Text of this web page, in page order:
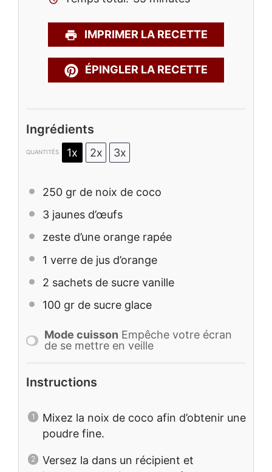
IMPRIMER LA RECETTE
ÉPINGLER LA RECETTE
Ingrédients
QUANTITÉS 1x 2x 3x
250 gr de noix de coco
3 jaunes d’œufs
zeste d’une orange rapée
1 verre de jus d’orange
2 sachets de sucre vanille
100 gr de sucre glace
Mode cuisson Empêche votre écran
de se mettre en veille
Instructions
Mixez la noix de coco afin d’obtenir une
poudre fine.
Versez la dans un récipient et